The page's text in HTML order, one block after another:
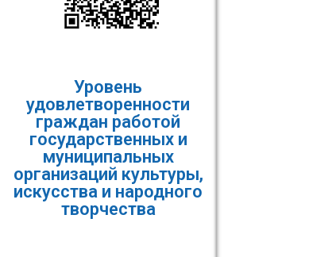
Уровень
удовлетворенности
граждан работой
государственных и
муниципальных
организаций культуры,
искусства и народного
творчества